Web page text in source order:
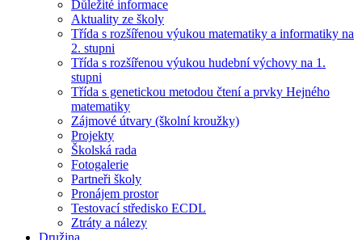
Důležité informace
Aktuality ze školy
Třída s rozšířenou výukou matematiky a informatiky na
2. stupni
Třída s rozšířenou výukou hudební výchovy na 1.
stupni
Třída s genetickou metodou čtení a prvky Hejného
matematiky
Zájmové útvary (školní kroužky)
Projekty
Školská rada
Fotogalerie
Partneři školy
Pronájem prostor
Testovací středisko ECDL
Ztráty a nálezy
Družina